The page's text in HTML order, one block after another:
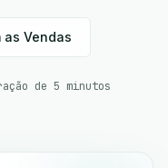
as Vendas
de 5 minutos